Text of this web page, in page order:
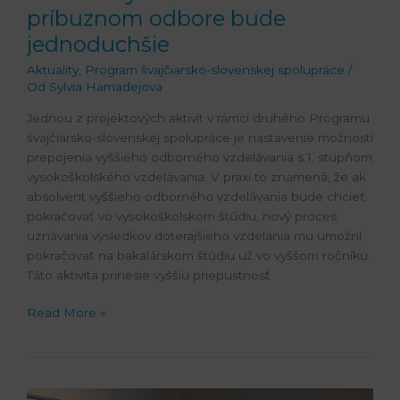
príbuznom odbore bude
jednoduchšie
Aktuality Program švajčiarsko-slovenskej spolupráce /
Od Sylvia Hamadejova
Jednou z projektových aktivít v rámci druhého Programu
švajčiarsko-slovenskej spolupráce je nastavenie možností
prepojenia vyššieho odborného vzdelávania s 1. stupňom
vysokoškolského vzdelávania. V praxi to znamená, že ak
absolvent vyššieho odborného vzdelávania bude chcieť
pokračovať vo vysokoškolskom štúdiu, nový proces
uznávania výsledkov doterajšieho vzdelania mu umožní
pokračovať na bakalárskom štúdiu už vo vyššom ročníku.
Táto aktivita prinesie vyššiu priepustnosť
Read More »
Kľúčom